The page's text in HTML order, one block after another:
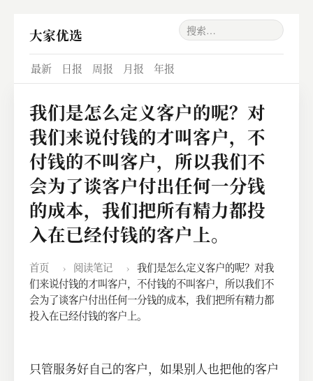
大家优选
最新 日报 周报 月报 年报
我们是怎么定义客户的呢？对
我们来说付钱的才叫客户，不
付钱的不叫客户，所以我们不
会为了谈客户付出任何一分钱
的成本，我们把所有精力都投
入在已经付钱的客户上。
首页 › 阅读笔记 ›
我们是怎么定义客户的呢？对我
们来说付钱的才叫客户，不付钱的不叫客户，所以我们不
会为了谈客户付出任何一分钱的成本，我们把所有精力都
投入在已经付钱的客户上。
只管服务好自己的客户，如果别人也把他的客户